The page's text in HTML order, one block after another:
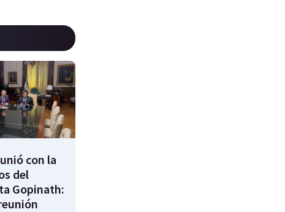
con la
del
Gopinath: